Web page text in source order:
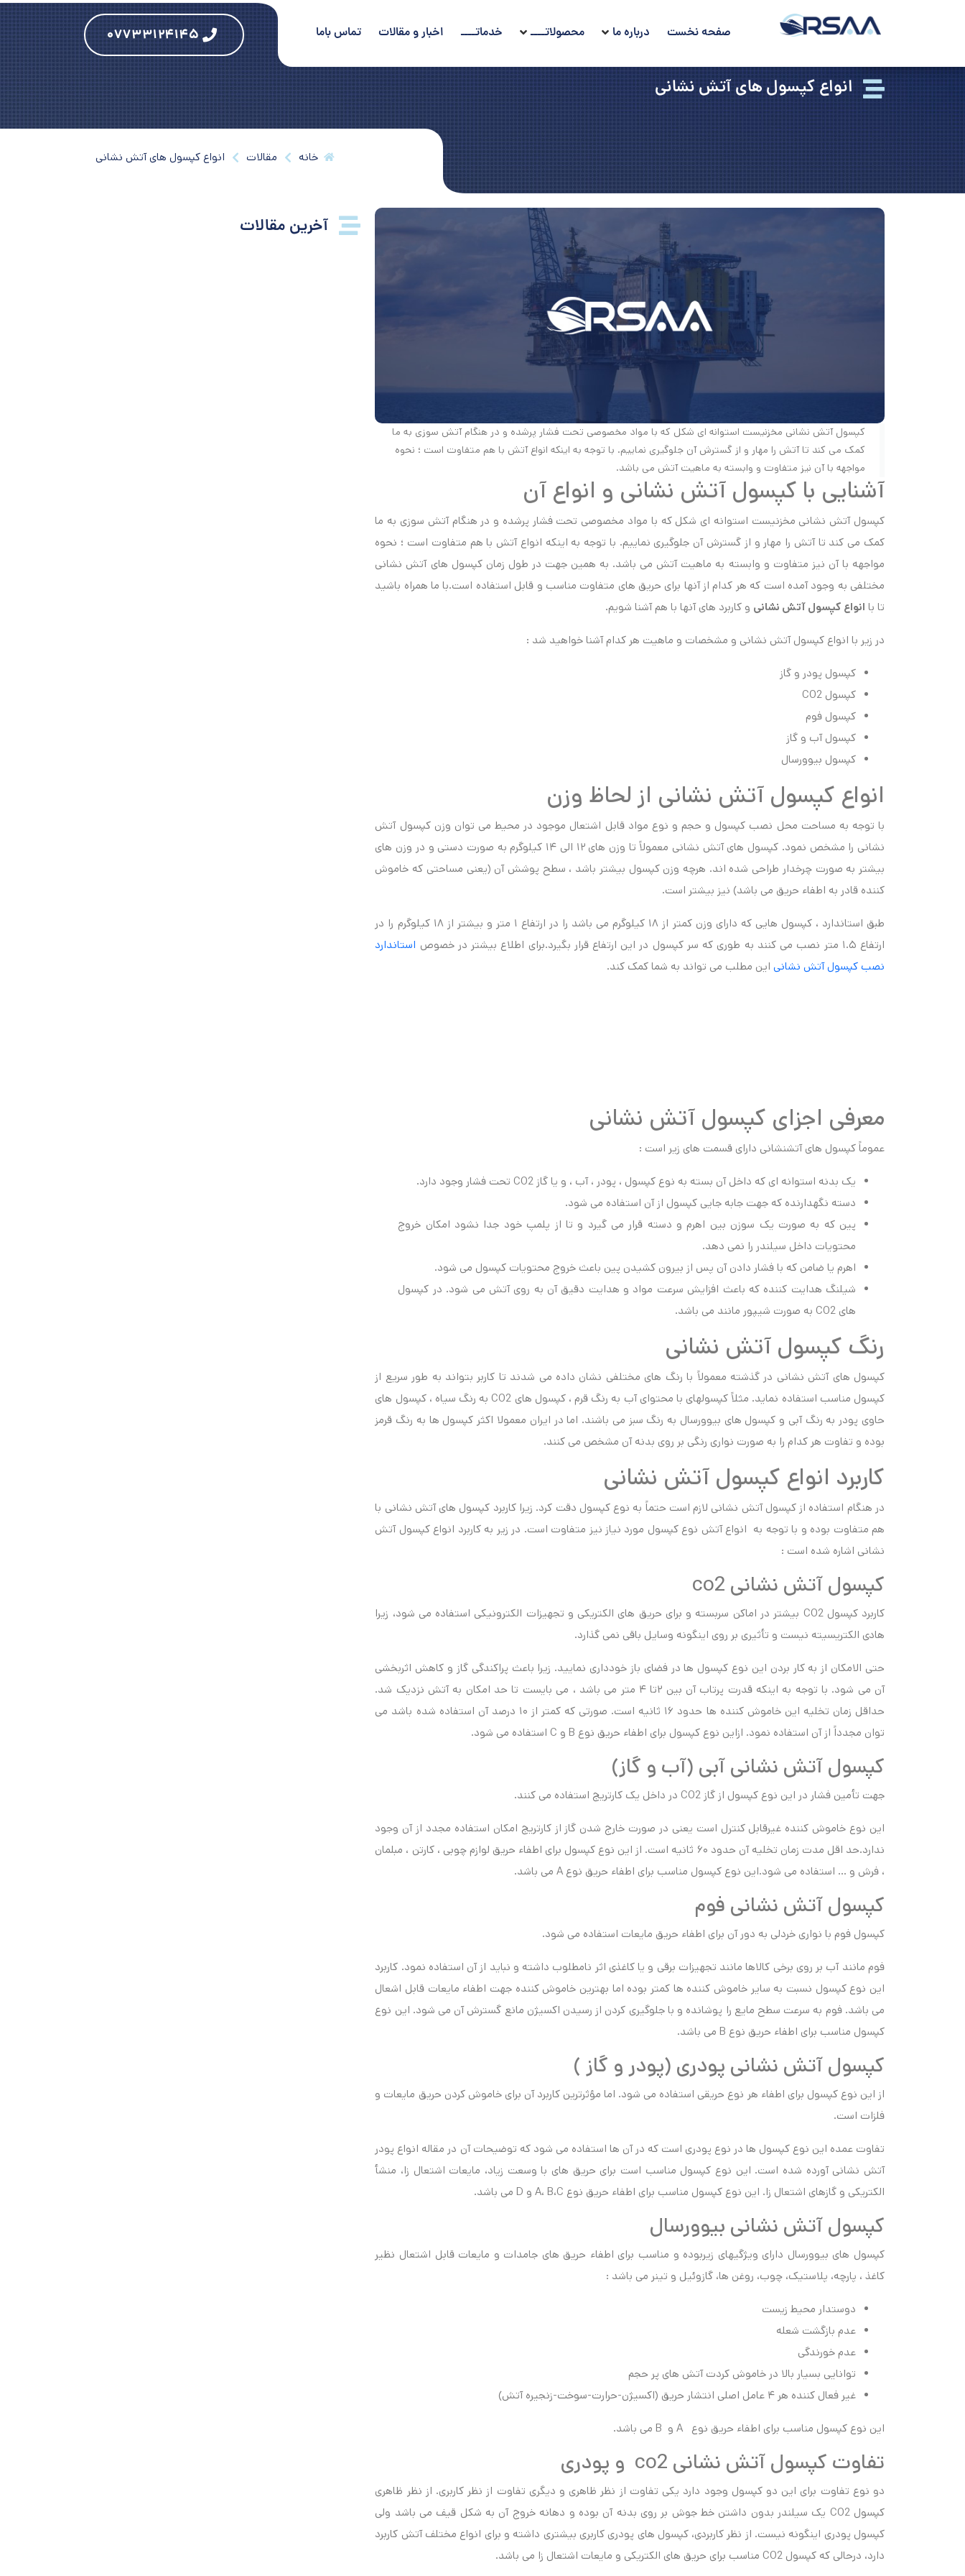
صفحه نخست درباره ما محصولاتــــ خدماتــــ اخبار و مقالات تماس باما ۰۷۷۳۳۱۲۴۱۴۵
انواع کپسول های آتش نشانی
خانه مقالات انواع کپسول های آتش نشانی
کپسول آتش نشانی مخزنیست استوانه ای شکل که با مواد مخصوصی تحت فشار پرشده و در هنگام آتش سوزی به ما
کمک می کند تا آتش را مهار و از گسترش آن جلوگیری نماییم. با توجه به اینکه انواع آتش با هم متفاوت است ؛ نحوه
مواجهه با آن نیز متفاوت و وابسته به ماهیت آتش می باشد.
آشنایی با کپسول آتش نشانی و انواع آن
کپسول آتش نشانی مخزنیست استوانه ای شکل که با مواد مخصوصی تحت فشار پرشده و در هنگام آتش سوزی به ما
کمک می کند تا آتش را مهار و از گسترش آن جلوگیری نماییم. با توجه به اینکه انواع آتش با هم متفاوت است ؛ نحوه
مواجهه با آن نیز متفاوت و وابسته به ماهیت آتش می باشد. به همین جهت در طول زمان کپسول های آتش نشانی
مختلفی به وجود آمده است که هر کدام از آنها برای حریق های متفاوت مناسب و قابل استفاده است.با ما همراه باشید
تا با انواع کپسول آتش نشانی و کاربرد های آنها با هم آشنا شویم.
در زیر با انواع کپسول آتش نشانی و مشخصات و ماهیت هر کدام آشنا خواهید شد :
کپسول پودر و گاز
کپسول CO2
کپسول فوم
کپسول آب و گاز
کپسول بیوورسال
انواع کپسول آتش نشانی از لحاظ وزن
با توجه به مساحت محل نصب کپسول و حجم و نوع مواد قابل اشتعال موجود در محیط می توان وزن کپسول آتش
نشانی را مشخص نمود. کپسول های آتش نشانی معمولاً تا وزن های ۱۲ الی ۱۴ کیلوگرم به صورت دستی و در وزن های
بیشتر به صورت چرخدار طراحی شده اند. هرچه وزن کپسول بیشتر باشد ، سطح پوشش آن (یعنی مساحتی که خاموش
کننده قادر به اطفاء حریق می باشد) نیز بیشتر است.
طبق استاندارد ، کپسول هایی که دارای وزن کمتر از ۱۸ کیلوگرم می باشد را در ارتفاع ۱ متر و بیشتر از ۱۸ کیلوگرم را در
ارتفاع ۱.۵ متر نصب می کنند به طوری که سر کپسول در این ارتفاع قرار بگیرد.برای اطلاع بیشتر در خصوص
استاندارد
نصب کپسول آتش نشانی این مطلب می تواند به شما کمک کند.
معرفی اجزای کپسول آتش نشانی
عموماً کپسول های آتشنشانی دارای قسمت های زیر است :
یک بدنه استوانه ای که داخل آن بسته به نوع کپسول ، پودر ، آب ، و یا گاز CO2 تحت فشار وجود دارد.
دسته نگهدارنده که جهت جابه جایی کپسول از آن استفاده می شود.
پین که به صورت یک سوزن بین اهرم و دسته قرار می گیرد و تا از پلمپ خود جدا نشود امکان خروج
محتویات داخل سیلندر را نمی دهد.
اهرم یا ضامن که با فشار دادن آن پس از بیرون کشیدن پین باعث خروج محتویات کپسول می شود.
شیلنگ هدایت کننده که باعث افزایش سرعت مواد و هدایت دقیق آن به روی آتش می شود. در کپسول
های CO2 به صورت شیپور مانند می باشد.
رنگ کپسول آتش نشانی
کپسول های آتش نشانی در گذشته معمولاً با رنگ های مختلفی نشان داده می شدند تا کاربر بتواند به طور سریع از
کپسول مناسب استفاده نماید. مثلاً کپسولهای با محتوای آب به رنگ قرم ، کپسول های CO2 به رنگ سیاه ، کپسول های
حاوی پودر به رنگ آبی و کپسول های بیوورسال به رنگ سبز می باشند. اما در ایران معمولا اکثر کپسول ها به رنگ قرمز
بوده و تفاوت هر کدام را به صورت نواری رنگی بر روی بدنه آن مشخص می کنند.
کاربرد انواع کپسول آتش نشانی
در هنگام استفاده از کپسول آتش نشانی لازم است حتماً به نوع کپسول دقت کرد. زیرا کاربرد کپسول های آتش نشانی با
هم متفاوت بوده و با توجه به انواع آتش نوع کپسول مورد نیاز نیز متفاوت است. در زیر به کاربرد انواع کپسول آتش
نشانی اشاره شده است :
کپسول آتش نشانی co2
کاربرد کپسول CO2 بیشتر در اماکن سربسته و برای حریق های الکتریکی و تجهیزات الکترونیکی استفاده می شود، زیرا
هادی الکتریسیته نیست و تأثیری بر روی اینگونه وسایل باقی نمی گذارد.
حتی الامکان از به کار بردن این نوع کپسول ها در فضای باز خودداری نمایید. زیرا باعث پراکندگی گاز و کاهش اثربخشی
آن می شود. با توجه به اینکه قدرت پرتاب آن بین ۲تا ۴ متر می باشد ، می بایست تا حد امکان به آتش نزدیک شد.
حداقل زمان تخلیه این خاموش کننده ها حدود ۱۶ ثانیه است. صورتی که کمتر از ۱۰ درصد آن استفاده شده باشد می
توان مجدداً از آن استفاده نمود. ازاین نوع کپسول برای اطفاء حریق نوع B و C استفاده می شود.
کپسول آتش نشانی آبی (آب و گاز)
جهت تأمین فشار در این نوع کپسول از گاز CO2 در داخل یک کارتریج استفاده می کنند.
این نوع خاموش کننده غیرقابل کنترل است یعنی در صورت خارج شدن گاز از کارتریج امکان استفاده مجدد از آن وجود
ندارد.حد اقل مدت زمان تخلیه آن حدود ۶۰ ثانیه است. از این نوع کپسول برای اطفاء حریق لوازم چوبی ، کارتن ، مبلمان
، فرش و … استفاده می شود.این نوع کپسول مناسب برای اطفاء حریق نوع A می باشد.
کپسول آتش نشانی فوم
کپسول فوم با نواری خردلی به دور آن برای اطفاء حریق مایعات استفاده می شود.
فوم مانند آب بر روی برخی کالاها مانند تجهیزات برقی و یا کاغذی اثر نامطلوب داشته و نباید از آن استفاده نمود. کاربرد
این نوع کپسول نسبت به سایر خاموش کننده ها کمتر بوده اما بهترین خاموش کننده جهت اطفاء مایعات قابل اشعال
می باشد. فوم به سرعت سطح مایع را پوشانده و با جلوگیری کردن از رسیدن اکسیژن مانع گسترش آن می شود. این نوع
کپسول مناسب برای اطفاء حریق نوع B می باشد.
کپسول آتش نشانی پودری (پودر و گاز )
از این نوع کپسول برای اطفاء هر نوع حریقی استفاده می شود. اما مؤثرترین کاربرد آن برای خاموش کردن حریق مایعات و
فلزات است.
تفاوت عمده این نوع کپسول ها در نوع پودری است که در آن ها استفاده می شود که توضیحات آن در مقاله انواع پودر
آتش نشانی آورده شده است. این نوع کپسول مناسب است برای حریق های با وسعت زیاد، مایعات اشتعال زا، منشأ
الکتریکی و گازهای اشتعال زا. این نوع کپسول مناسب برای اطفاء حریق نوع A، B،C و D می باشد.
کپسول آتش نشانی بیوورسال
کپسول های بیوورسال دارای ویژگیهای زیربوده و مناسب برای اطفاء حریق های جامدات و مایعات قابل اشتعال نظیر
کاغذ ، پارچه، پلاستیک، چوب، روغن ها، گازوئیل و تینر می باشد :
دوستدار محیط زیست
عدم بازگشت شعله
عدم خورندگی
توانایی بسیار بالا در خاموش کردت آتش های پر حجم
غیر فعال کننده هر ۴ عامل اصلی انتشار حریق (اکسیژن-حرارت-سوخت-زنجیره آتش)
این نوع کپسول مناسب برای اطفاء حریق نوع A و B می باشد.
تفاوت کپسول آتش نشانی co2 و پودری
دو نوع تفاوت برای این دو کپسول وجود دارد یکی تفاوت از نظر ظاهری و دیگری تفاوت از نظر کاربری. از نظر ظاهری
کپسول CO2 یک سیلندر بدون داشتن خط جوش بر روی بدنه آن بوده و دهانه خروج آن به شکل قیف می باشد ولی
کپسول پودری اینگونه نیست. از نظر کاربردی، کپسول های پودری کاربری بیشتری داشته و برای انواع مختلف آتش کاربرد
دارد، درحالی که کپسول CO2 مناسب برای حریق های الکتریکی و مایعات اشتعال زا می باشد.
آخرین مقالات